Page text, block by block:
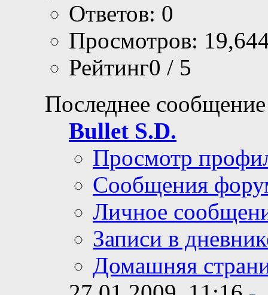
Ответов: 0
Просмотров:
Рейтинг0 / 5
Последнее
Bullet S.D.
Просмотр
Сообщения
Личное
Записи в
Домашняя